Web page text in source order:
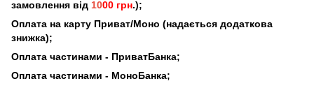
замовлення від 1000 грн.);
Оплата на карту Приват/Моно (надається додаткова
знижка);
Оплата частинами - ПриватБанка;
Оплата частинами - МоноБанка;